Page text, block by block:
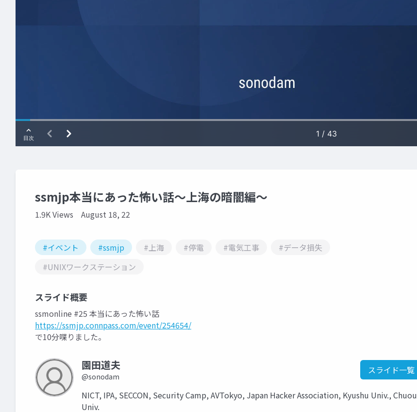
ssmjp本当にあった怖い話～上海の暗闇編～
1.9K Views August 18, 22
#イベント #ssmjp #上海 #停電 #電気工事
#データ損失
#UNIXワークステーション
スライド概要
ssmonline #25 本当にあった怖い話
https://ssmjp.connpass.com/event/254654/
で10分喋りました。
園田道夫
@sonodam
スライド一覧
NICT, IPA, SECCON, Security Camp, AVTokyo, Japan Hacker Association, Kyushu Univ., Chuou
Univ.